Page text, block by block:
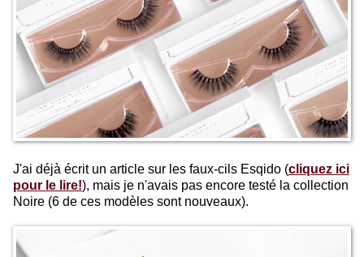
J'ai déjà écrit un article sur les faux-cils Esqido (cliquez ici
pour le lire!), mais je n'avais pas encore testé la collection
Noire (6 de ces modèles sont nouveaux).